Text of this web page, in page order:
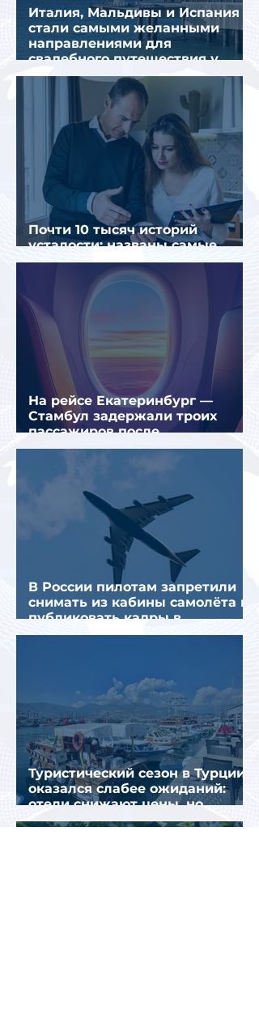
Италия, Мальдивы и Испания
стали самыми желанными
направлениями для
свадебного путешествия у
россиян
Почти 10 тысяч историй
усталости: названы самые
уставшие россияне
На рейсе Екатеринбург —
Стамбул задержали троих
пассажиров после
предполагаемой серии краж
В России пилотам запретили
снимать из кабины самолёта и
публиковать кадры в
интернете
Туристический сезон в Турции
оказался слабее ожиданий:
отели снижают цены, но
загрузка остается низкой